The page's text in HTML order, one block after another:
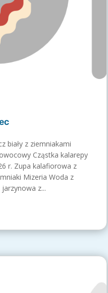
biały z ziemniakami
Cząstka kalarepy
r. Zupa kalafiorowa z
Mizeria Woda z
z...